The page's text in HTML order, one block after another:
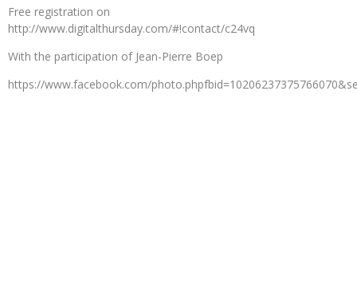
Free registration on
http://www.digitalthursday.com/#!contact/c24vq
With the participation of Jean-Pierre Boep
https://www.facebook.com/